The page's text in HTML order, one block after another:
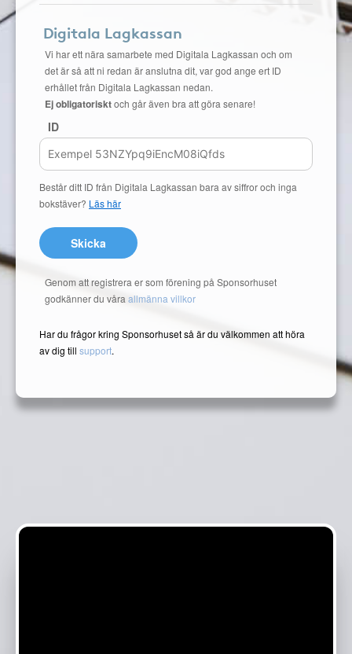
Digitala Lagkassan
Vi har ett nära samarbete med Digitala Lagkassan och om
det är så att ni redan är anslutna dit, var god ange ert ID
erhållet från Digitala Lagkassan nedan.
Ej obligatorisktoch går även bra att göra senare!
ID
Består ditt ID från Digitala Lagkassan bara av siffror och inga
bokstäver? Läs här
Skicka
Genom att registrera er som förening på Sponsorhuset
godkänner du våra allmänna villkor
Har du frågor kring Sponsorhuset så är du välkommen att höra
av dig till support.